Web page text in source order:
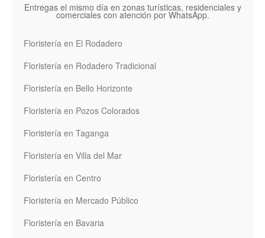
Entregas el mismo día en zonas turísticas, residenciales y
comerciales con atención por WhatsApp.
Floristería en El Rodadero
Floristería en Rodadero Tradicional
Floristería en Bello Horizonte
Floristería en Pozos Colorados
Floristería en Taganga
Floristería en Villa del Mar
Floristería en Centro
Floristería en Mercado Público
Floristería en Bavaria